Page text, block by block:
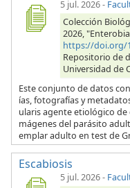
5 jul. 2026-
Colección
2026,
https://doi.org/
Repositorio de
Universidad de
Este conjunto de datos
ías, fotografías y
ularis agente etiológico de
mágenes del parásito
emplar adulto en test de
Escabiosis
5 jul. 2026-